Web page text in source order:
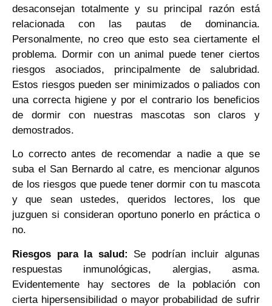
desaconsejan totalmente y su principal razón está
relacionada con las pautas de dominancia.
Personalmente, no creo que esto sea ciertamente el
problema. Dormir con un animal puede tener ciertos
riesgos asociados, principalmente de salubridad.
Estos riesgos pueden ser minimizados o paliados con
una correcta higiene y por el contrario los beneficios
de dormir con nuestras mascotas son claros y
demostrados.
Lo correcto antes de recomendar a nadie a que se
suba el San Bernardo al catre, es mencionar algunos
de los riesgos que puede tener dormir con tu mascota
y que sean ustedes, queridos lectores, los que
juzguen si consideran oportuno ponerlo en práctica o
no.
Riesgos para la salud: Se podrían incluir algunas
respuestas inmunológicas, alergias, asma.
Evidentemente hay sectores de la población con
cierta hipersensibilidad o mayor probabilidad de sufrir